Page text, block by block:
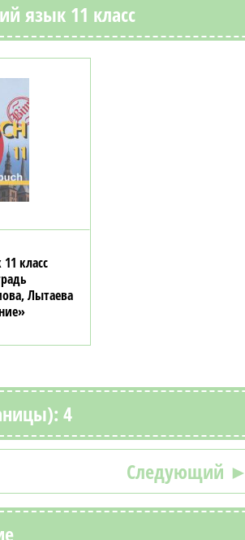
язык 11 класс
класс
Лытаева
4
Следующий ►